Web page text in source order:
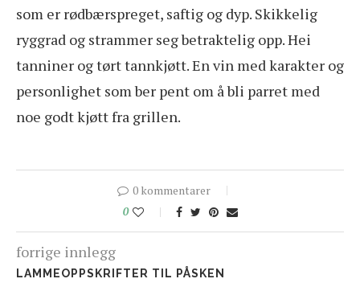
som er rødbærspreget, saftig og dyp. Skikkelig
ryggrad og strammer seg betraktelig opp. Hei
tanniner og tørt tannkjøtt. En vin med karakter og
personlighet som ber pent om å bli parret med
noe godt kjøtt fra grillen.
0 kommentarer
0
forrige innlegg
LAMMEOPPSKRIFTER TIL PÅSKEN